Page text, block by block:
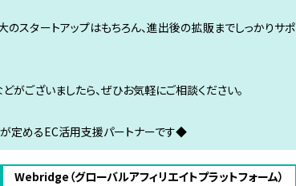
スタートアップはもちろん、進出後の拡販までしっかりサポ
ございましたら、ぜひお気軽にご相談ください。
定めるEC活用支援パートナーです◆
Webridge（グローバルアフィリエイトプラットフォーム）